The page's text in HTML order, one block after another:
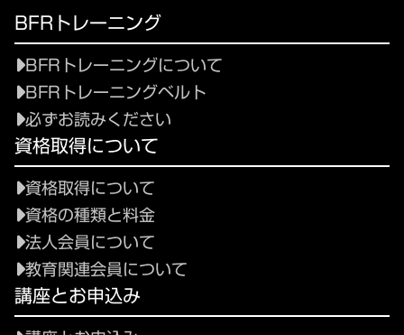
BFRトレーニング
BFRトレーニングについて
BFRトレーニングベルト
必ずお読みください
資格取得について
資格取得について
資格の種類と料金
法人会員について
教育関連会員について
講座とお申込み